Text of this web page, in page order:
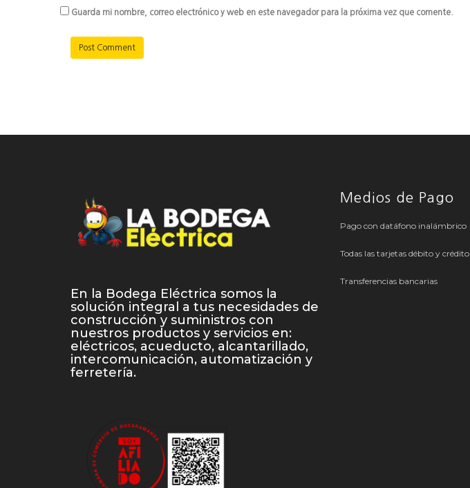
Guarda mi nombre, correo electrónico y web en este navegador para la próxima vez que comente.
En la Bodega Eléctrica somos la
solución integral a tus necesidades de
construcción y suministros con
nuestros productos y servicios en:
eléctricos, acueducto, alcantarillado,
intercomunicación, automatización y
ferretería.
Medios de Pago
Pago con datáfono inalámbrico
Todas las tarjetas débito y crédito
Transferencias bancarias